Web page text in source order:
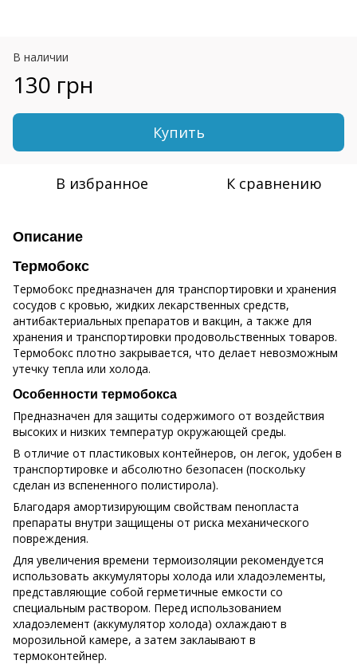
В наличии
130 грн
Купить
В избранное К сравнению
Описание
Термобокс
Термобокс предназначен для транспортировки и хранения
сосудов с кровью, жидких лекарственных средств,
антибактериальных препаратов и вакцин, а также для
хранения и транспортировки продовольственных товаров.
Термобокс плотно закрывается, что делает невозможным
утечку тепла или холода.
Особенности термобокса
Предназначен для защиты содержимого от воздействия
высоких и низких температур окружающей среды.
В отличие от пластиковых контейнеров, он легок, удобен в
транспортировке и абсолютно безопасен (поскольку
сделан из вспененного полистирола).
Благодаря амортизирующим свойствам пенопласта
препараты внутри защищены от риска механического
повреждения.
Для увеличения времени термоизоляции рекомендуется
использовать аккумуляторы холода или хладоэлементы,
представляющие собой герметичные емкости со
специальным раствором. Перед использованием
хладоэлемент (аккумулятор холода) охлаждают в
морозильной камере, а затем заклаывают в
термоконтейнер.